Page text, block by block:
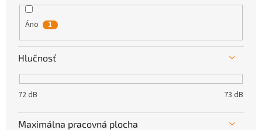
Áno 1
Hlučnosť
72 dB 73 dB
Maximálna pracovná plocha